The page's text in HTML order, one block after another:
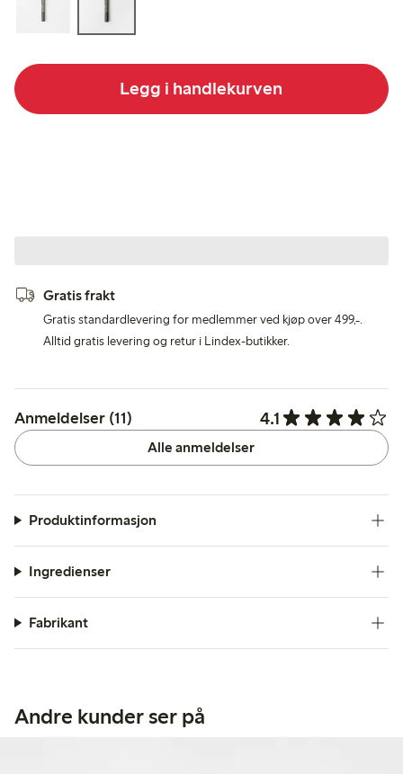
Legg i handlekurven
Gratis frakt
Gratis standardlevering for medlemmer ved kjøp over 499,-.
Alltid gratis levering og retur i Lindex-butikker.
Anmeldelser (11) 4.1
Alle anmeldelser
Produktinformasjon
Ingredienser
Fabrikant
Andre kunder ser på